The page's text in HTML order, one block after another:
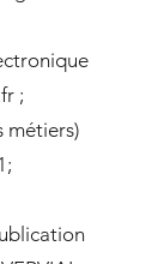
;
métiers)
;